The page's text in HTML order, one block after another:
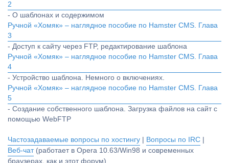
2
- О шаблонах и содержимом
Ручной «Хомяк» – наглядное пособие по Hamster CMS. Глава
3
- Доступ к сайту через FTP, редактирование шаблона
Ручной «Хомяк» – наглядное пособие по Hamster CMS. Глава
4
- Устройство шаблона. Немного о включениях.
Ручной «Хомяк» – наглядное пособие по Hamster CMS. Глава
5
- Создание собственного шаблона. Загрузка файлов на сайт с
помощью WebFTP
Частозадаваемые вопросы по хостингу Вопросы по IRC
Веб-чат(работает в Opera 10.63/Win98 и современных
браузерах, как и этот форум)